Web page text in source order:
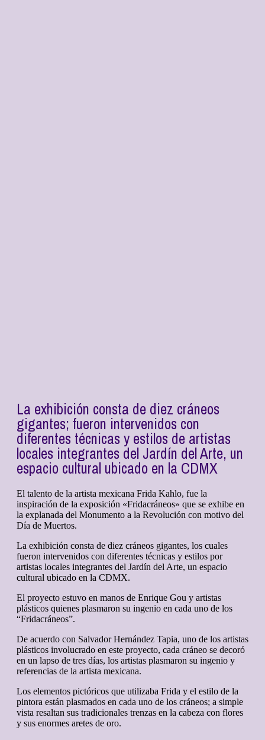
La exhibición consta de diez cráneos
gigantes; fueron intervenidos con
diferentes técnicas y estilos de artistas
locales integrantes del Jardín del Arte, un
espacio cultural ubicado en la CDMX
El talento de la artista mexicana Frida Kahlo, fue la
inspiración de la exposición «Fridacráneos» que se exhibe en
la explanada del Monumento a la Revolución con motivo del
Día de Muertos.
La exhibición consta de diez cráneos gigantes, los cuales
fueron intervenidos con diferentes técnicas y estilos por
artistas locales integrantes del Jardín del Arte, un espacio
cultural ubicado en la CDMX.
El proyecto estuvo en manos de Enrique Gou y artistas
plásticos quienes plasmaron su ingenio en cada uno de los
“Fridacráneos”.
De acuerdo con Salvador Hernández Tapia, uno de los artistas
plásticos involucrado en este proyecto, cada cráneo se decoró
en un lapso de tres días, los artistas plasmaron su ingenio y
referencias de la artista mexicana.
Los elementos pictóricos que utilizaba Frida y el estilo de la
pintora están plasmados en cada uno de los cráneos; a simple
vista resaltan sus tradicionales trenzas en la cabeza con flores
y sus enormes aretes de oro.